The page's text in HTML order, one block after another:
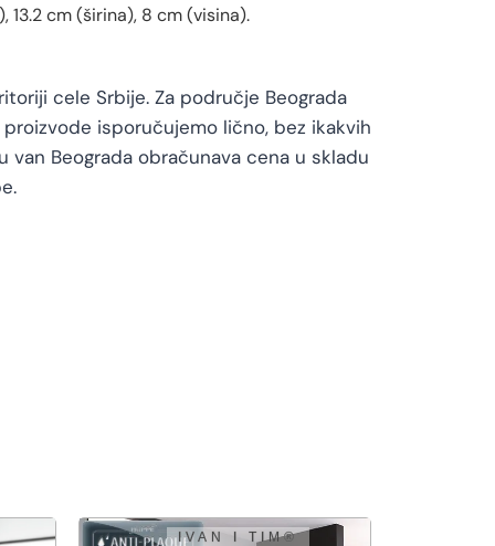
13.2 cm (širina), 8 cm (visina).
cele Srbije. Za područje Beograda
isporučujemo lično, bez ikakvih
van Beograda obračunava cena u skladu